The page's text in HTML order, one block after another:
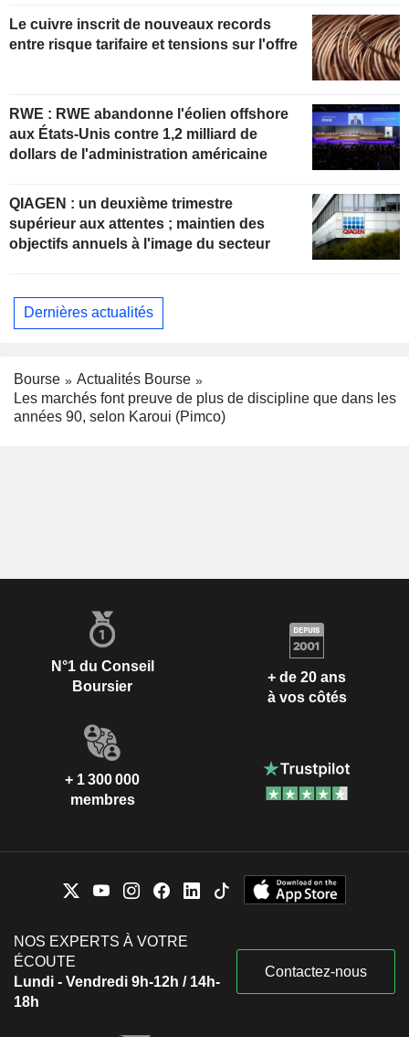
Le cuivre inscrit de nouveaux records
entre risque tarifaire et tensions sur l'offre
RWE : RWE abandonne l'éolien offshore
aux États-Unis contre 1,2 milliard de
dollars de l'administration américaine
QIAGEN : un deuxième trimestre
supérieur aux attentes ; maintien des
objectifs annuels à l'image du secteur
Dernières actualités
Bourse
Actualités Bourse
Les marchés font preuve de plus de discipline que dans les
années 90, selon Karoui (Pimco)
N°1 du Conseil
Boursier
+ de 20 ans
à vos côtés
+ 1 300 000
membres
NOS EXPERTS À VOTRE
ÉCOUTE
Lundi - Vendredi 9h-12h / 14h-
18h
Contactez-nous